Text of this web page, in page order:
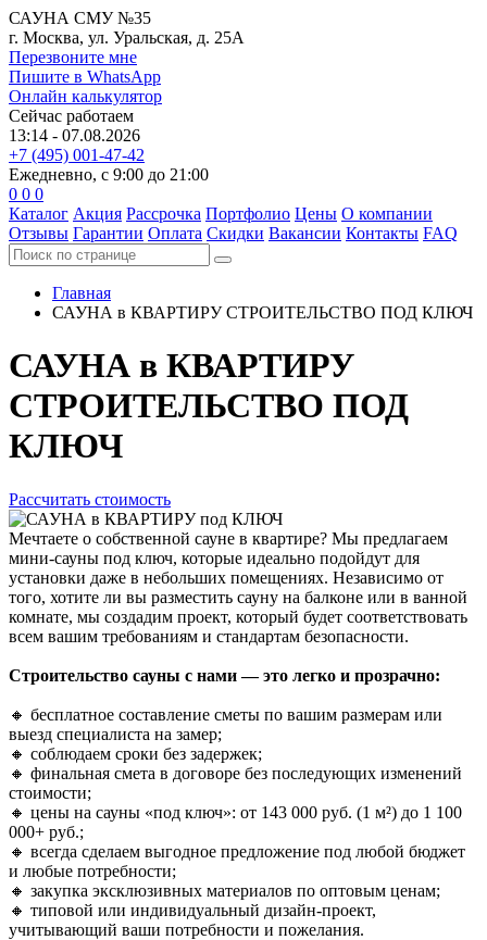
САУНА СМУ №35
г. Москва, ул. Уральская, д. 25А
Перезвоните мне
Пишите в WhatsApp
Онлайн калькулятор
Сейчас работаем
13:14 - 07.08.2026
+7 (495) 001-47-42
Ежедневно, с 9:00 до 21:00
0 0 0
Каталог Акция Рассрочка Портфолио Цены О компании
Отзывы Гарантии Оплата Скидки Вакансии Контакты FAQ
Главная
САУНА в КВАРТИРУСТРОИТЕЛЬСТВО ПОД КЛЮЧ
САУНА в КВАРТИРУ
СТРОИТЕЛЬСТВО ПОД
КЛЮЧ
Рассчитать стоимость
Мечтаете о собственной сауне в квартире? Мы предлагаем
мини-сауны под ключ, которые идеально подойдут для
установки даже в небольших помещениях. Независимо от
того, хотите ли вы разместить сауну на балконе или в ванной
комнате, мы создадим проект, который будет соответствовать
всем вашим требованиям и стандартам безопасности.
Строительство сауны с нами — это легко и прозрачно:
🔸 бесплатное составление сметы по вашим размерам или
выезд специалиста на замер;
🔸 соблюдаем сроки без задержек;
🔸 финальная смета в договоре без последующих изменений
стоимости;
🔸 цены на сауны «под ключ»: от 143 000 руб. (1 м²) до 1 100
000+ руб.;
🔸 всегда сделаем выгодное предложение под любой бюджет
и любые потребности;
🔸 закупка эксклюзивных материалов по оптовым ценам;
🔸 типовой или индивидуальный дизайн-проект,
учитывающий ваши потребности и пожелания.